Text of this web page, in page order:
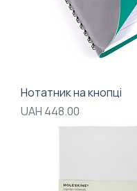
Нотатник на кнопці
Price
UAH 448.00